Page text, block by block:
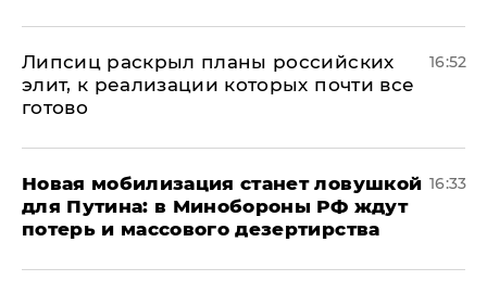
Липсиц раскрыл планы российских
элит, к реализации которых почти все
готово
16:52
​Новая мобилизация станет ловушкой
для Путина: в Минобороны РФ ждут
потерь и массового дезертирства
16:33